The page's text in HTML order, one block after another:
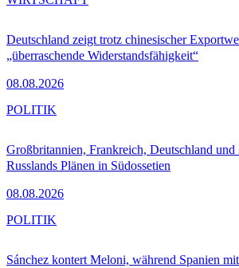
Deutschland zeigt trotz chinesischer
„überraschende Widerstandsfähigkeit“
08.08.2026
Großbritannien, Frankreich, Deutschland
Russlands Plänen in Südossetien
08.08.2026
POLITIK
Sánchez kontert Meloni, während Spanien mit
POLITIK